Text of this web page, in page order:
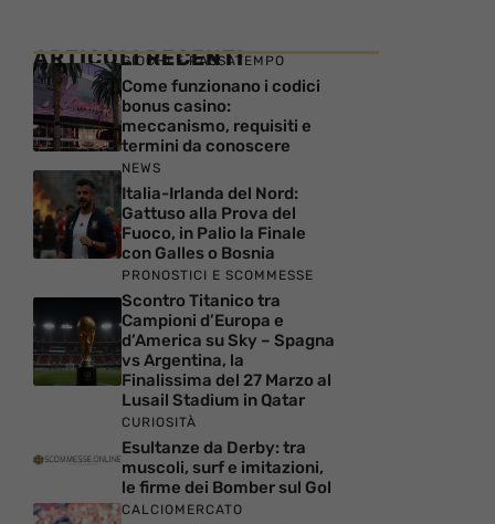
ARTICOLI RECENTI
GIOCHI E PASSATEMPO
Come funzionano i codici
bonus casino:
meccanismo, requisiti e
termini da conoscere
NEWS
Italia-Irlanda del Nord:
Gattuso alla Prova del
Fuoco, in Palio la Finale
con Galles o Bosnia
PRONOSTICI E SCOMMESSE
Scontro Titanico tra
Campioni d’Europa e
d’America su Sky – Spagna
vs Argentina, la
Finalissima del 27 Marzo al
Lusail Stadium in Qatar
CURIOSITÀ
Esultanze da Derby: tra
muscoli, surf e imitazioni,
le firme dei Bomber sul Gol
CALCIOMERCATO